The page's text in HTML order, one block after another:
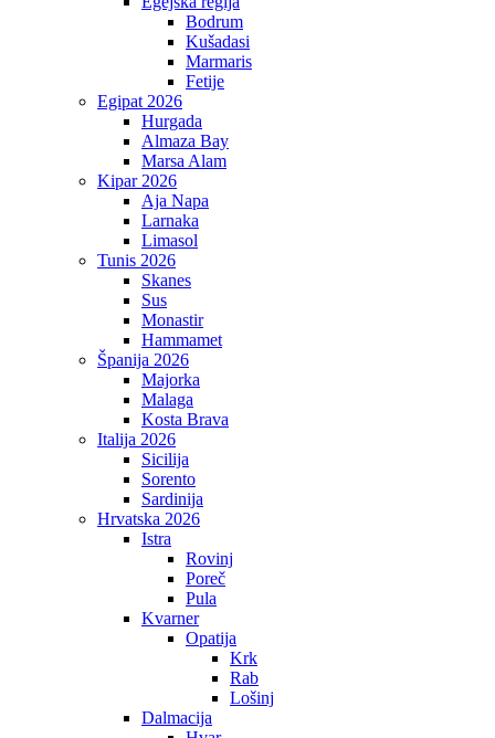
Bodrum
Kušadasi
Marmaris
Fetije
Egipat 2026
Hurgada
Almaza Bay
Marsa Alam
Kipar 2026
Aja Napa
Larnaka
Limasol
Tunis 2026
Skanes
Sus
Monastir
Hammamet
Španija 2026
Majorka
Malaga
Kosta Brava
Italija 2026
Sicilija
Sorento
Sardinija
Hrvatska 2026
Istra
Rovinj
Poreč
Pula
Kvarner
Opatija
Krk
Rab
Lošinj
Dalmacija